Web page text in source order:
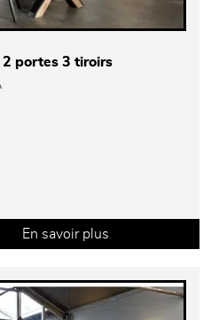
2 portes 3 tiroirs
En savoir plus